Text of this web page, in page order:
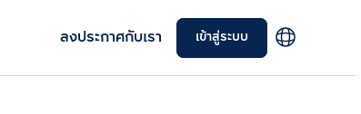
ลงประกาศกับเรา เข้าสู่ระบบ